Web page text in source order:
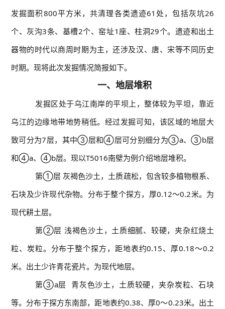
发掘面积800平方米，共清理各类遗迹61处，包括灰坑26
个、灰沟3条、基槽2个、窑址1座、柱洞29个。遗迹和出土
器物的时代以商周时期为主，还涉及汉、唐、宋等不同历史
时期。现将此次发掘情况简报如下。
一、地层堆积
发掘区处于乌江南岸的平坝上，整体较为平坦，靠近
乌江的边缘地带地势稍低。经过发掘可知，该区域的地层大
致可分为7层，其中③层和④层可分别细分为③a、③b层
和④a、④b层。现以T5016南壁为例介绍地层堆积。
第①层 灰褐色沙土，土质疏松，包含较多植物根系、
石块及少许现代杂物。分布于整个探方，厚0.12～0.2米。为
现代耕土层。
第②层 浅褐色沙土，土质细腻、较硬，夹杂红烧土
粒、炭粒。分布于整个探方，距地表约0.15、厚0.18～0.2
米。出土少许青花瓷片。为现代地层。
第③a层 青灰色沙土，土质较硬，夹杂炭粒、石块
等。分布于探方东南部，距地表约0.38、厚0～0.23米。出土